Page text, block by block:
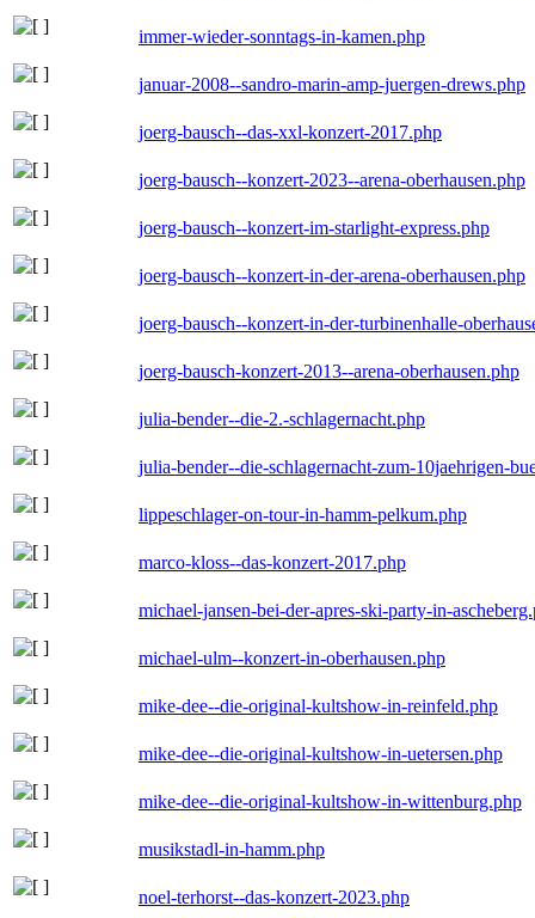
immer-wieder-sonntags-in-kamen.php
januar-2008--sandro-marin-amp-juergen-drews.php
joerg-bausch--das-xxl-konzert-2017.php
joerg-bausch--konzert-2023--arena-oberhausen.php
joerg-bausch--konzert-im-starlight-express.php
joerg-bausch--konzert-in-der-arena-oberhausen.php
joerg-bausch--konzert-in-der-turbinenhalle-
joerg-bausch-konzert-2013--arena-oberhausen.php
julia-bender--die-2.-schlagernacht.php
julia-bender--die-schlagernacht-zum-10jaehrigen-
lippeschlager-on-tour-in-hamm-pelkum.php
marco-kloss--das-konzert-2017.php
michael-jansen-bei-der-apres-ski-party-in-
michael-ulm--konzert-in-oberhausen.php
mike-dee--die-original-kultshow-in-reinfeld.php
mike-dee--die-original-kultshow-in-uetersen.php
mike-dee--die-original-kultshow-in-wittenburg.php
musikstadl-in-hamm.php
noel-terhorst--das-konzert-2023.php